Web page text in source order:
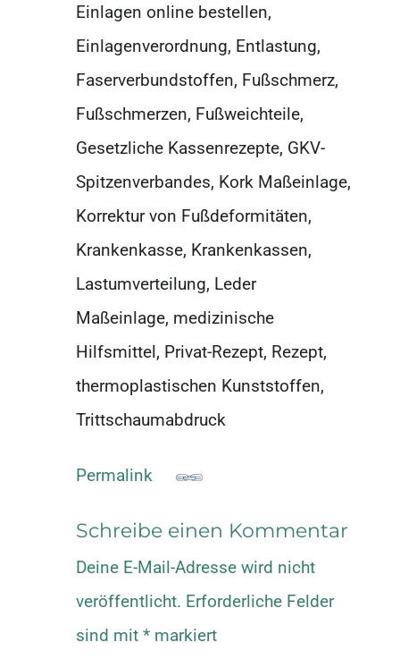
Einlagen online bestellen,
Einlagenverordnung, Entlastung,
Faserverbundstoffen, Fußschmerz,
Fußschmerzen, Fußweichteile,
Gesetzliche Kassenrezepte, GKV-
Spitzenverbandes, Kork Maßeinlage,
Korrektur von Fußdeformitäten,
Krankenkasse, Krankenkassen,
Lastumverteilung, Leder
Maßeinlage, medizinische
Hilfsmittel, Privat-Rezept, Rezept,
thermoplastischen Kunststoffen,
Trittschaumabdruck
Permalink
Schreibe einen Kommentar
Deine E-Mail-Adresse wird nicht
veröffentlicht. Erforderliche Felder
sind mit * markiert